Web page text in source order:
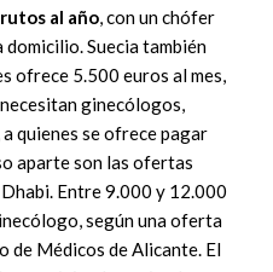
al año , con un chófer
Suecia también
ofrece 5.500 euros al mes,
ginecólogos,
quienes se ofrece pagar
aparte son las ofertas
Entre 9.000 y 12.000
según una oferta
de Médicos de Alicante. El